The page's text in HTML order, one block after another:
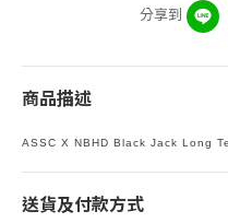
分享到
商品描述
ASSC X NBHD Black Jack Long
送貨及付款方式